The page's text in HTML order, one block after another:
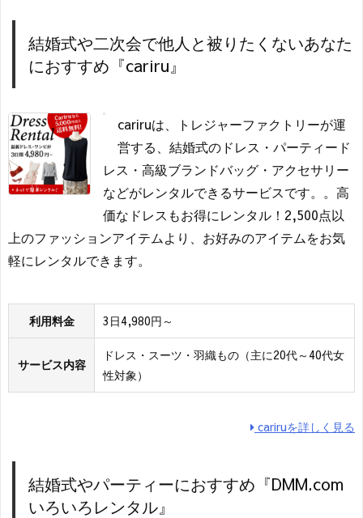
結婚式や二次会で他人と被りたくないあなた
におすすめ『cariru』
cariruは、トレジャーファクトリーが運
営する、結婚式のドレス・パーティード
レス・高級ブランドバッグ・アクセサリー
などがレンタルできるサービスです。。高
価なドレスもお得にレンタル！2,500点以
上のファッションアイテムより、お好みのアイテムをお気
軽にレンタルできます。
利用料金 3日4,980円～
サービス内容
ドレス・スーツ・羽織もの（主に20代～40代女
性対象）
cariruを詳しく見る
結婚式やパーティーにおすすめ『DMM.com
いろいろレンタル』